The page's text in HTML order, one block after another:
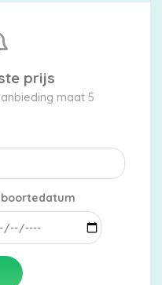
prijs
maat 5